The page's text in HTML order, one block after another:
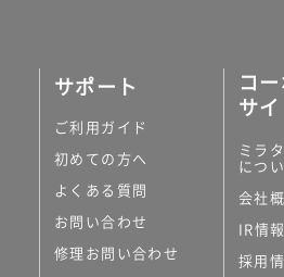
サポート
ご利用ガイド
初めての方へ
よくある質問
お問い合わせ
修理お問い合わせ
コ
サイ
ミラ
につ
会社
IR情報
採用